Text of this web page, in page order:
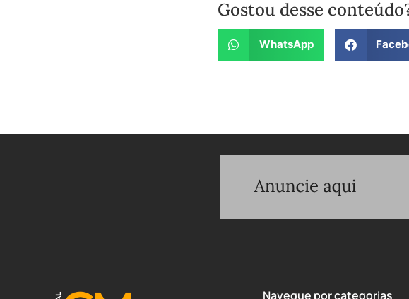
Gostou desse
WhatsApp
Navegue por categorias